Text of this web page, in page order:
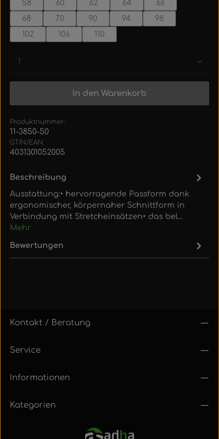
58
60 62 64
66
68
70 90 94
98
102
106 110
Produkt Anzahl: Gib den gewünschten Wert
In den Warenkorb
Produktnummer:
11-3850-50
GTIN/EAN:
4031301052005
Beschreibung
Ausstattung:• hervorragende Passform dank
ergonomischer, körpernaher Schnittform in
Verbindung mit Stretcheinsätzen• das bel…
Mehr
Bewertungen
Kontakt / Beratung
Service
Informationen
Kategorien